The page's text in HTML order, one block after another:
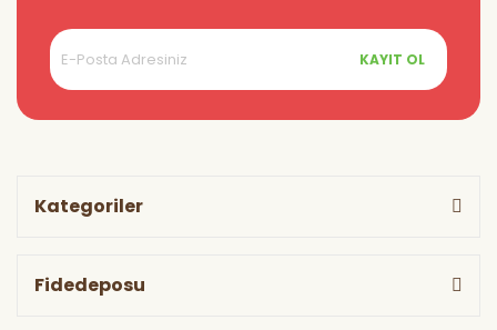
KAYIT OL
Kategoriler
Fidedeposu